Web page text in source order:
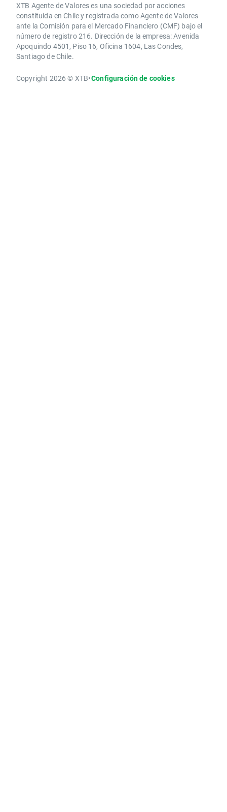
XTB Agente de Valores es una sociedad por acciones
constituida en Chile y registrada como Agente de Valores
ante la Comisión para el Mercado Financiero (CMF) bajo el
número de registro 216. Dirección de la empresa: Avenida
Apoquindo 4501, Piso 16, Oficina 1604, Las Condes,
Santiago de Chile.
Copyright 2026 © XTB•Configuración de cookies